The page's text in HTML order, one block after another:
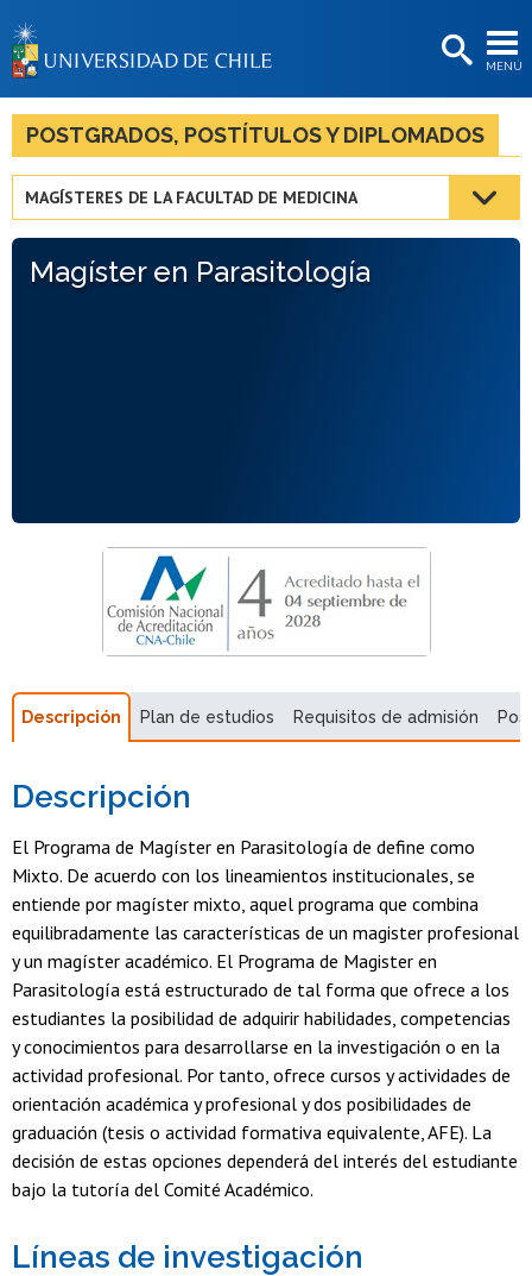
MENÚ
BIBLIOTECAS
LA UNIVERSIDAD
Estudiantes
Académicas/os
POSTGRADOS, POSTÍTULOS Y DIPLOMADOS
MAGÍSTERES DE LA FACULTAD DE MEDICINA
Magíster en Parasitología
Descripción Plan de estudios Requisitos de admisión
Descripción
El Programa de Magíster en Parasitología de define como
Mixto. De acuerdo con los lineamientos institucionales, se
entiende por magíster mixto, aquel programa que combina
equilibradamente las características de un magister profesional
y un magíster académico. El Programa de Magister en
Parasitología está estructurado de tal forma que ofrece a los
estudiantes la posibilidad de adquirir habilidades, competencias
y conocimientos para desarrollarse en la investigación o en la
actividad profesional. Por tanto, ofrece cursos y actividades de
orientación académica y profesional y dos posibilidades de
graduación (tesis o actividad formativa equivalente, AFE). La
decisión de estas opciones dependerá del interés del estudiante
bajo la tutoría del Comité Académico.
Líneas de investigación